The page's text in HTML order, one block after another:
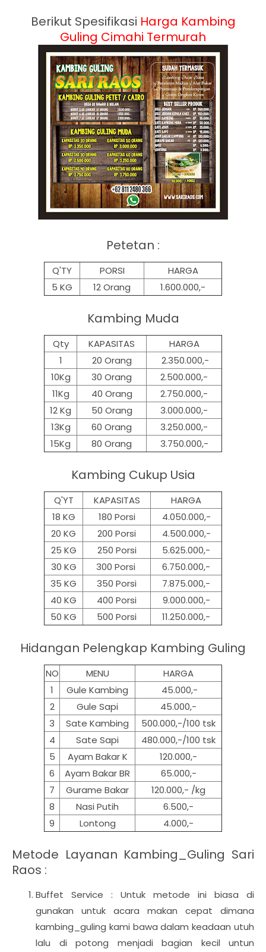
Berikut Spesifikasi Harga Kambing
Guling Cimahi Termurah
Petetan :
Q'TY PORSI
HARGA
5 KG
12 Orang 1.600.000,-
Kambing Muda
Qty KAPASITAS
HARGA
1
20 Orang
2.350.000,-
10Kg
30 Orang
2.500.000,-
11Kg
40 Orang
2.750.000,-
12 Kg
50 Orang
3.000.000,-
13Kg
60 Orang
3.250.000,-
15Kg
80 Orang 3.750.000,-
Kambing Cukup Usia
Q'YT KAPASITAS
HARGA
18 KG
180 Porsi
4.050.000,-
20 KG
200 Porsi
4.500.000,-
25 KG
250 Porsi
5.625.000,-
30 KG
300 Porsi
6.750.000,-
35 KG
350 Porsi
7.875.000,-
40 KG
400 Porsi
9.000.000,-
50 KG
500 Porsi 11.250.000,-
Hidangan Pelengkap Kambing Guling
NO MENU
HARGA
1
Gule Kambing
45.000,-
2
Gule Sapi
45.000,-
3
Sate Kambing
500.000,-/100 tsk
4
Sate Sapi
480.000,-/100 tsk
5
Ayam Bakar K
120.000,-
6
Ayam Bakar BR
65.000,-
7
Gurame Bakar
120.000,- /kg
8
Nasi Putih
6.500,-
9
Lontong 4.000,-
Metode Layanan Kambing_Guling Sari
Raos :
Buffet Service : Untuk metode ini biasa di
gunakan untuk acara makan cepat dimana
kambing_guling kami bawa dalam keadaan utuh
lalu di potong menjadi bagian kecil untun